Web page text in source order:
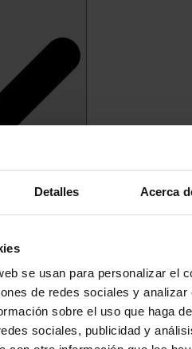
Detalles Acerca
se usan para personalizar el
de redes sociales y analizar
sobre el uso que haga
sociales, publicidad y